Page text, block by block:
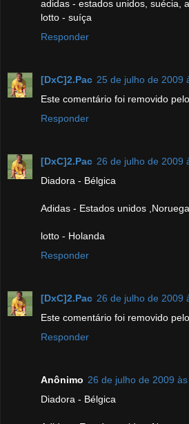
adidas - estados unidos, suécia,
lotto - suíça
Responder
[DxC]2.Pac 25 de julho de 2009
Este comentário foi removido
Responder
[DxC]2.Pac 26 de julho de 2009
Diadora - Bélgica
Adidas - Estados unidos
lotto - Holanda
Responder
[DxC]2.Pac 26 de julho de 2009
Este comentário foi removido
Responder
Anônimo 26 de julho de 2009
Diadora - Bélgica